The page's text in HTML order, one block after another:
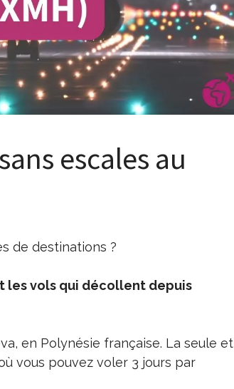
escales au
de destinations ?
les vols qui décollent depuis
en Polynésie française. La seule et
vous pouvez voler 3 jours par